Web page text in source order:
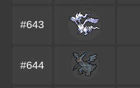
#643
#644